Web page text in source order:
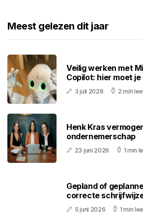
Meest gelezen dit jaar
Veilig werken met
Copilot: hier moet
3 juli 2026 2 min
Henk Kras
ondernemerschap
23 juni 2026 1 min
Gepland of
correcte
5 juni 2026 1 min